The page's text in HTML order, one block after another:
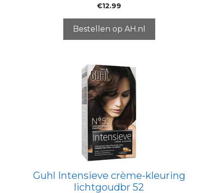
5
€12.99
Bestellen op AH.nl
Guhl Intensieve crème-kleuring
lichtgoudbr 52